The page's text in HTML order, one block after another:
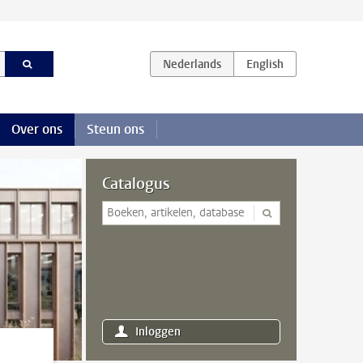
Over ons Steun ons
Catalogus
Inloggen